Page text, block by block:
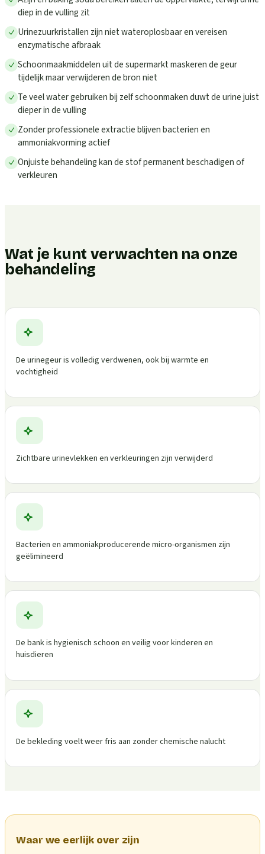
diep in de vulling zit
Urinezuurkristallen zijn niet wateroplosbaar en vereisen
enzymatische afbraak
Schoonmaakmiddelen uit de supermarkt maskeren de geur
tijdelijk maar verwijderen de bron niet
Te veel water gebruiken bij zelf schoonmaken duwt de urine juist
dieper in de vulling
Zonder professionele extractie blijven bacterien en
ammoniakvorming actief
Onjuiste behandeling kan de stof permanent beschadigen of
verkleuren
Wat je kunt verwachten na onze
behandeling
De urinegeur is volledig verdwenen, ook bij warmte en
vochtigheid
Zichtbare urinevlekken en verkleuringen zijn verwijderd
Bacterien en ammoniakproducerende micro-organismen zijn
geëlimineerd
De bank is hygienisch schoon en veilig voor kinderen en
huisdieren
De bekleding voelt weer fris aan zonder chemische nalucht
Waar we eerlijk over zijn